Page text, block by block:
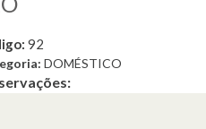
92
DOMÉSTICO